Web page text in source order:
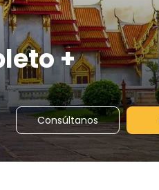
+
Consúltanos